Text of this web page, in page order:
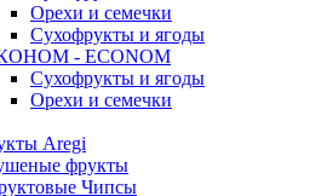
Орехи и семечки
Сухофрукты и ягоды
- ECONOM
Сухофрукты и ягоды
Орехи и семечки
Aregi
фрукты
Чипсы